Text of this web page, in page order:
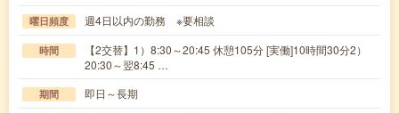
曜日頻度 週4日以内の勤務 ※要相談
時間
【2交替】1）8:30～20:45 休憩105分 [実働]10時間30分2）
20:30～翌8:45 …
期間 即日～長期